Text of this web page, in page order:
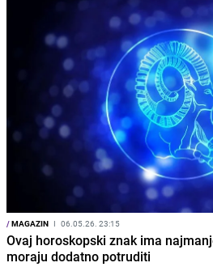
/MAGAZIN I 06.05.26. 23:15
Ovaj horoskopski znak ima
moraju dodatno potruditi